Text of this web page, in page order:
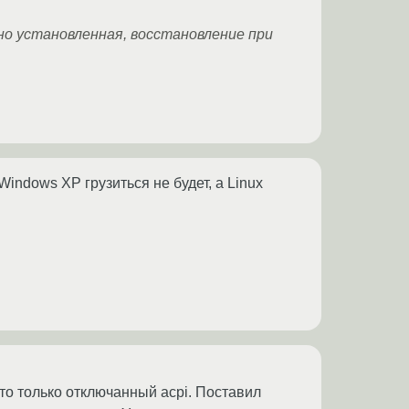
установленная, восстановление при
XP грузиться не будет, а Linux
только отключанный acpi. Поставил